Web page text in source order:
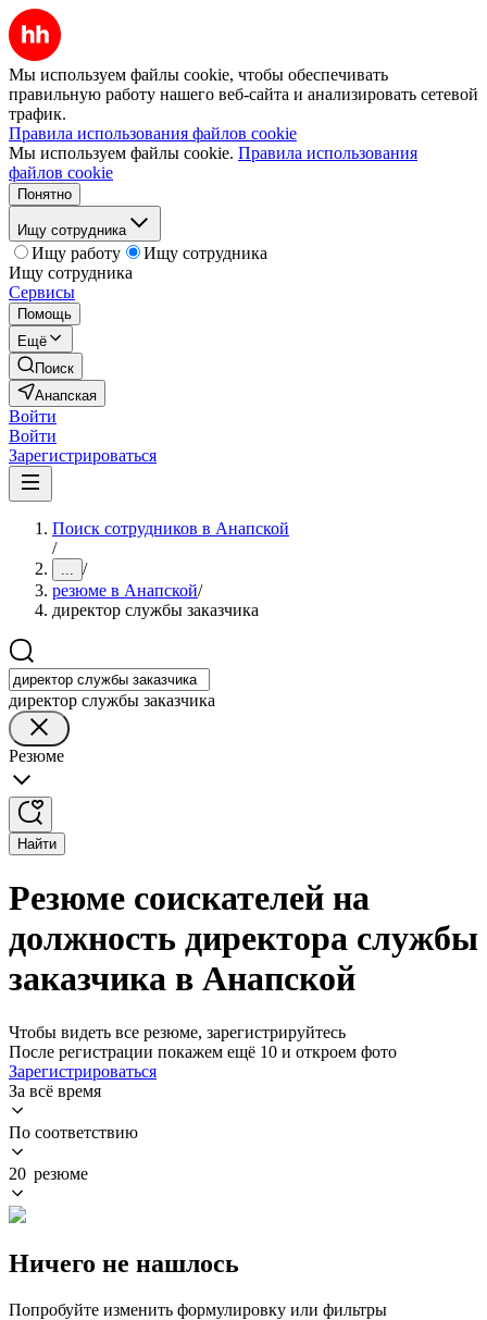
Мы используем файлы cookie, чтобы обеспечивать
правильную работу нашего веб-сайта и анализировать сетевой
трафик.
Правила использования файлов cookie
Мы используем файлы cookie. Правила использования
файлов cookie
Понятно
Ищу сотрудника
Ищу работу
Ищу сотрудника
Ищу сотрудника
Сервисы
Помощь
Ещё
Поиск
Анапская
Войти
Войти
Зарегистрироваться
Поиск сотрудников в Анапской
/
... /
резюме в Анапской/
директор службы заказчика
директор службы заказчика
Резюме
Найти
Резюме соискателей на
должность директора службы
заказчика в Анапской
Чтобы видеть все резюме, зарегистрируйтесь
После регистрации покажем ещё 10 и откроем фото
Зарегистрироваться
За всё время
По соответствию
20 резюме
Ничего не нашлось
Попробуйте изменить формулировку или фильтры